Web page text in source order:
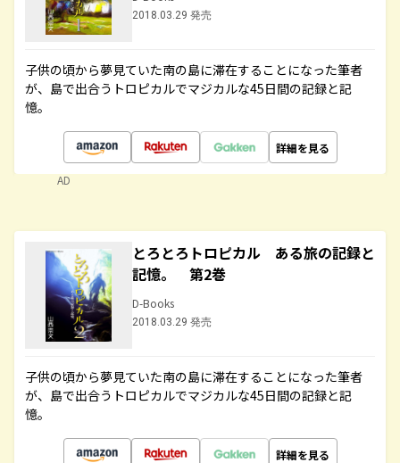
2018.03.29 発売
子供の頃から夢見ていた南の島に滞在することになった筆者
が、島で出合うトロピカルでマジカルな45日間の記録と記
憶。
詳細を見る
AD
とろとろトロピカル ある旅の記録と
記憶。 第2巻
D-Books
2018.03.29 発売
子供の頃から夢見ていた南の島に滞在することになった筆者
が、島で出合うトロピカルでマジカルな45日間の記録と記
憶。
詳細を見る